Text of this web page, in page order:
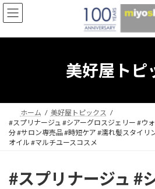
コ
ン
ン
ナ
ビ
ー
美好屋トピ
ホーム
美好屋トピックス
#スプリナージュ #シアーグロスジェリー #ウ
分 #サロン専売品 #時短ケア #濡れ髪スタイリ
オイル #マルチユースコスメ
#スプリナージュ #